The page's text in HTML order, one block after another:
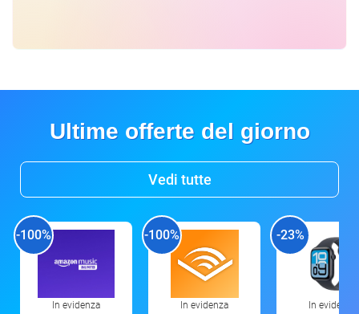
Ultime offerte del giorno
Vedi tutte
-100%
In evidenza
-100%
In evidenza
-23%
In evidenza